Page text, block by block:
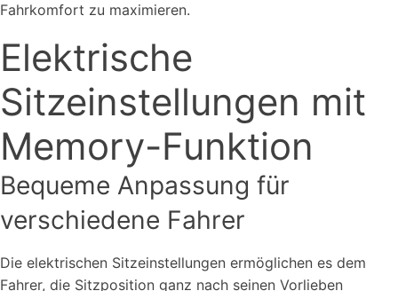
Fahrkomfort zu maximieren.
Elektrische
Sitzeinstellungen mit
Memory-Funktion
Bequeme Anpassung für
verschiedene Fahrer
Die elektrischen Sitzeinstellungen ermöglichen es dem
Fahrer, die Sitzposition ganz nach seinen Vorlieben